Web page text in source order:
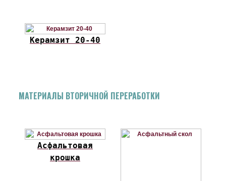
Керамзит 20-40
МАТЕРИАЛЫ ВТОРИЧНОЙ ПЕРЕРАБОТКИ
Асфальтовая
крошка